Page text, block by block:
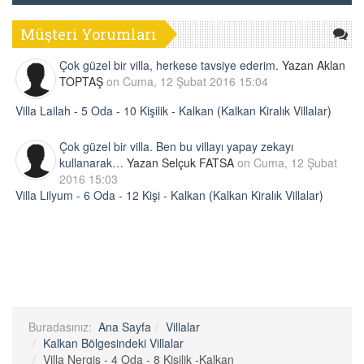
Müşteri Yorumları
Çok güzel bir villa, herkese tavsiye ederim. Yazan Aklan
TOPTAŞ on Cuma, 12 Şubat 2016 15:04
Villa Lailah - 5 Oda - 10 Kişilik - Kalkan (Kalkan Kiralık Villalar)
Çok güzel bir villa. Ben bu villayı yapay zekayı
kullanarak… Yazan Selçuk FATSA on Cuma, 12 Şubat
2016 15:03
Villa Lilyum - 6 Oda - 12 Kişi - Kalkan (Kalkan Kiralık Villalar)
Buradasınız: Ana Sayfa
Villalar
Kalkan Bölgesindeki Villalar
Villa Nergis - 4 Oda - 8 Kişilik -Kalkan